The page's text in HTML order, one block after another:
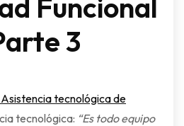
3
tecnológica de
tecnológica: “Es todo equipo